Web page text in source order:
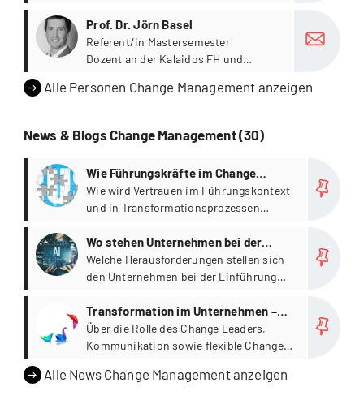
Prof. Dr. Jörn Basel
Referent/in Mastersemester
Dozent an der Kalaidos FH und
Psychologiestudium in Heidelberg,
Wirtschaftshochschule Berlin.
Alle Personen Change Management anzeigen
News & Blogs Change Management (30)
Wie Führungskräfte im Change
Vertrauen aufbauen
Wie wird Vertrauen im Führungskontext
und in Transformationsprozessen
Wo stehen Unternehmen bei der
Implementierung von KI?
Welche Herausforderungen stellen sich
den Unternehmen bei der Einführung
Transformation im Unternehmen –
Die Kunst des Change Managements
Über die Rolle des Change Leaders,
Kommunikation sowie flexible Change-
Alle News Change Management anzeigen